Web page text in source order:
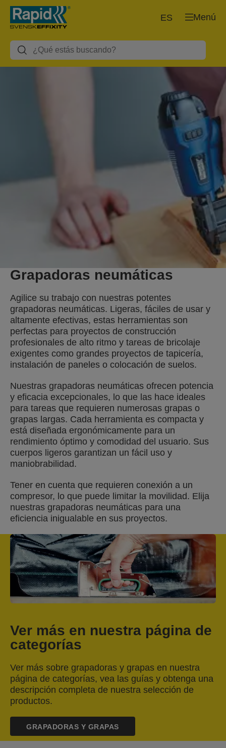
Menú
ES
Grapadoras neumáticas
Agilice su trabajo con nuestras potentes
grapadoras neumáticas. Ligeras, fáciles de usar y
altamente efectivas, estas herramientas son
perfectas para proyectos de construcción
profesionales de alto ritmo y tareas de bricolaje
exigentes como grandes proyectos de tapicería,
instalación de paneles o colocación de suelos.
Nuestras grapadoras neumáticas ofrecen potencia
y eficacia excepcionales, lo que las hace ideales
para tareas que requieren numerosas grapas o
grapas largas. Cada herramienta es compacta y
está diseñada ergonómicamente para un
rendimiento óptimo y comodidad del usuario. Sus
cuerpos ligeros garantizan un fácil uso y
maniobrabilidad.
Tener en cuenta que requieren conexión a un
compresor, lo que puede limitar la movilidad. Elija
nuestras grapadoras neumáticas para una
eficiencia inigualable en sus proyectos.
Ver más en nuestra página de
categorías
Ver más sobre grapadoras y grapas en nuestra
página de categorías, vea las guías y obtenga una
descripción completa de nuestra selección de
productos.
GRAPADORAS Y GRAPAS